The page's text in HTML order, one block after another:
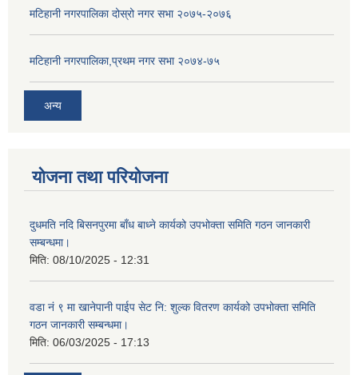
मटिहानी नगरपालिका दोस्रो नगर सभा २०७५-२०७६
मटिहानी नगरपालिका,प्रथम नगर सभा २०७४-७५
अन्य
योजना तथा परियोजना
दुधमति नदि बिसनपुरमा बाँध बाध्ने कार्यको उपभोक्ता समिति गठन जानकारी
सम्बन्धमा।
मिति: 08/10/2025 - 12:31
वडा नं ९ मा खानेपानी पाईप सेट नि: शुल्क वितरण कार्यको उपभोक्ता समिति
गठन जानकारी सम्बन्धमा।
मिति: 06/03/2025 - 17:13